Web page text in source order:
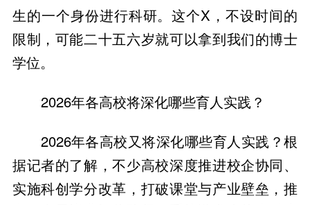
生的一个身份进行科研。这个X，不设时间的
限制，可能二十五六岁就可以拿到我们的博士
学位。
2026年各高校将深化哪些育人实践？
2026年各高校又将深化哪些育人实践？根
据记者的了解，不少高校深度推进校企协同、
实施科创学分改革，打破课堂与产业壁垒，推